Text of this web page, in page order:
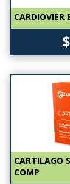
CARDIOVIER
CARTILAGO
COMP